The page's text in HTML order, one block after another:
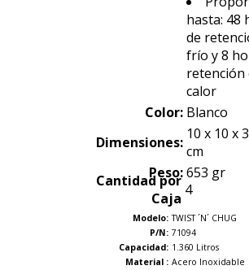
hasta: 48
de
frío y 8
retención
calor
Color: Blanco
Dimensiones: 10 x 10 x
cm
Peso: 653 gr
Cantidad por
Caja 4
Modelo: TWIST ´N´ CHUG
P/N: 71094
Capacidad: 1.360 Litros
Material : Acero Inoxidable